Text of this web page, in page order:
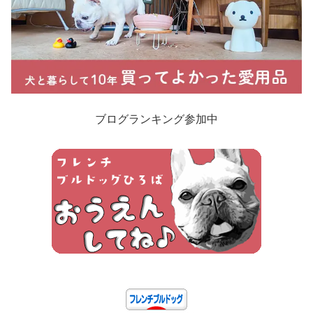
ブログランキング参加中